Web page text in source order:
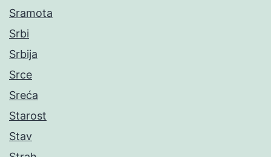
Sramota
Srbi
Srbija
Srce
Sreća
Starost
Stav